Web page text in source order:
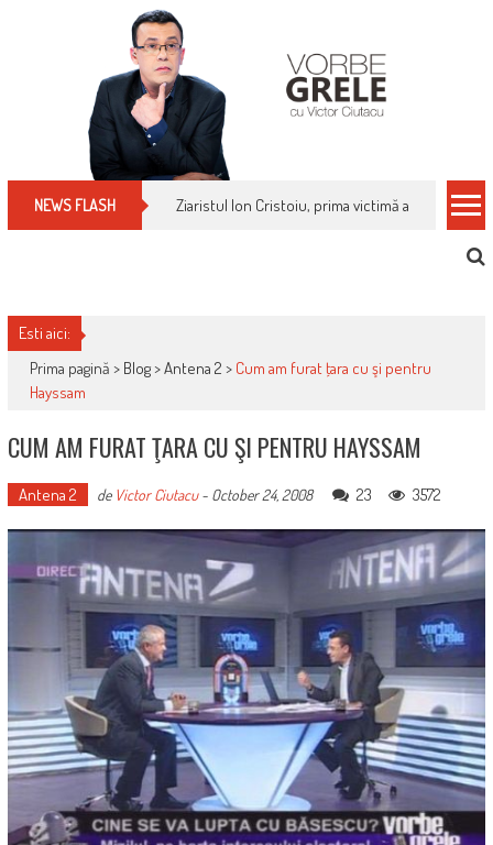
NEWS FLASH Ziaristul Ion Cristoiu, prima victimă a noi
Esti aici:
Prima pagină > Blog>Antena 2 > Cum am furat ţara cu şi pentru
Hayssam
CUM AM FURAT ŢARA CU ŞI PENTRU HAYSSAM
Antena 2 de Victor Ciutacu- October 24, 2008 23 3572